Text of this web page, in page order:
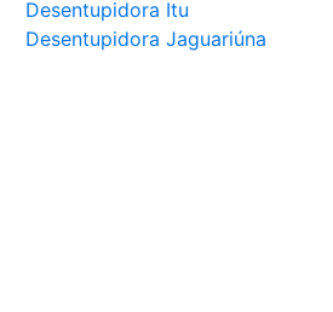
Desentupidora Itu
Desentupidora Jaguariúna